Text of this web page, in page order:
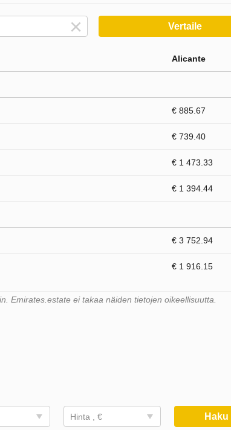
Vertaile
Alicante
€ 885.67
€ 739.40
€ 1 473.33
€ 1 394.44
€ 3 752.94
€ 1 916.15
Emirates.estate ei takaa näiden tietojen oikeellisuutta.
Hinta , € Haku